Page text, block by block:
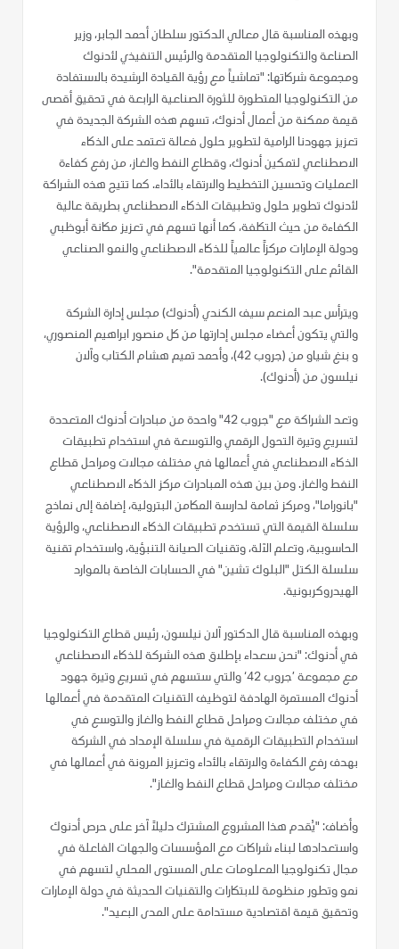
وبهذه المناسبة قال معالي الدكتور سلطان أحمد الجابر، وزير
الصناعة والتكنولوجيا المتقدمة والرئيس التنفيذي لأدنوك
ومجموعة شركاتها: "تماشياً مع رؤية القيادة الرشيدة بالاستفادة
من التكنولوجيا المتطورة للثورة الصناعية الرابعة في تحقيق أقصى
قيمة ممكنة من أعمال أدنوك، تسهم هذه الشركة الجديدة في
تعزيز جهودنا الرامية لتطوير حلول فعالة تعتمد على الذكاء
الاصطناعي لتمكين أدنوك، وقطاع النفط والغاز، من رفع كفاءة
العمليات وتحسين التخطيط والارتقاء بالأداء. كما تتيح هذه الشراكة
لأدنوك تطوير حلول وتطبيقات الذكاء الاصطناعي بطريقة عالية
الكفاءة من حيث التكلفة، كما أنها تسهم في تعزيز مكانة أبوظبي
ودولة الإمارات مركزاً عالمياً للذكاء الاصطناعي والنمو الصناعي
القائم على التكنولوجيا المتقدمة".
ويترأس عبد المنعم سيف الكندي (أدنوك) مجلس إدارة الشركة
والتي يتكون أعضاء مجلس إدارتها من كل منصور ابراهيم المنصوري،
و بنغ شياو من (جروب 42)، وأحمد تميم هشام الكتاب وآلان
نيلسون من (أدنوك).
وتعد الشراكة مع "جروب 42" واحدة من مبادرات أدنوك المتعددة
لتسريع وتيرة التحول الرقمي والتوسعة في استخدام تطبيقات
الذكاء الاصطناعي في أعمالها في مختلف مجالات ومراحل قطاع
النفط والغاز. ومن بين هذه المبادرات مركز الذكاء الاصطناعي
"بانوراما"، ومركز ثمامة لدارسة المكامن البترولية، إضافة إلى نماذج
سلسلة القيمة التي تستخدم تطبيقات الذكاء الاصطناعي، والرؤية
الحاسوبية، وتعلم الآلة، وتقنيات الصيانة التنبؤية، واستخدام تقنية
سلسلة الكتل "البلوك تشين" في الحسابات الخاصة بالموارد
الهيدروكربونية.
وبهذه المناسبة قال الدكتور آلان نيلسون، رئيس قطاع التكنولوجيا
في أدنوك: "نحن سعداء بإطلاق هذه الشركة للذكاء الاصطناعي
مع مجموعة ’جروب 42‘ والتي ستسهم في تسريع وتيرة جهود
أدنوك المستمرة الهادفة لتوظيف التقنيات المتقدمة في أعمالها
في مختلف مجالات ومراحل قطاع النفط والغاز والتوسع في
استخدام التطبيقات الرقمية في سلسلة الإمداد في الشركة
بهدف رفع الكفاءة والارتقاء بالأداء وتعزيز المرونة في أعمالها في
مختلف مجالات ومراحل قطاع النفط والغاز".
وأضاف: "يُقدم هذا المشروع المشترك دليلاً آخر على حرص أدنوك
واستعدادها لبناء شراكات مع المؤسسات والجهات الفاعلة في
مجال تكنولوجيا المعلومات على المستوى المحلي لتسهم في
نمو وتطور منظومة للابتكارات والتقنيات الحديثة في دولة الإمارات
وتحقيق قيمة اقتصادية مستدامة على المدى البعيد".